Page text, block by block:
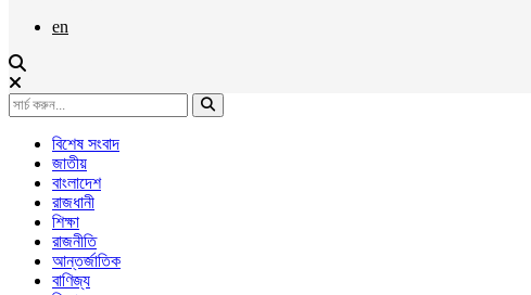
en
বিশেষ সংবাদ
জাতীয়
বাংলাদেশ
রাজধানী
শিক্ষা
রাজনীতি
আন্তর্জাতিক
বাণিজ্য